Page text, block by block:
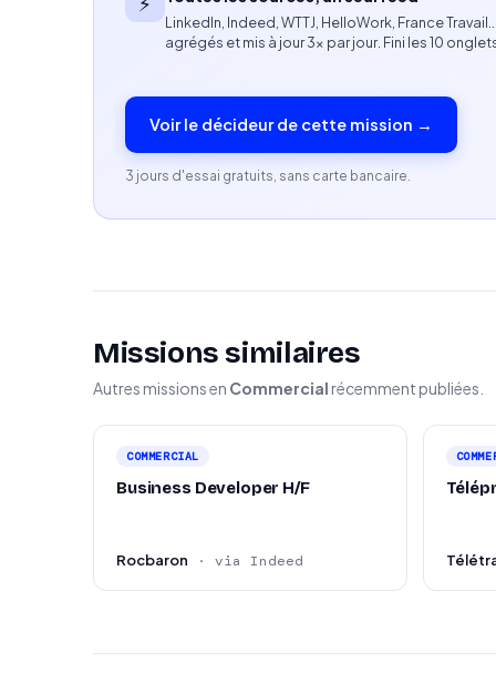
Expérience sur des missions similaires en
Polyvalence entre prospection,
Capacité à travailler en équipe et en
LinkedIn, Indeed, WTTJ, HelloWork, France Travail…
agrégés et mis à jour 3× par jour. Fini les 10
Voir le décideur de cette mission →
3 jours d'essai gratuits, sans carte bancaire.
Missions similaires
Autres missions en Commercial récemment publiées.
COMMERCIAL
Business Developer H/F
Rocbaron · via Indeed